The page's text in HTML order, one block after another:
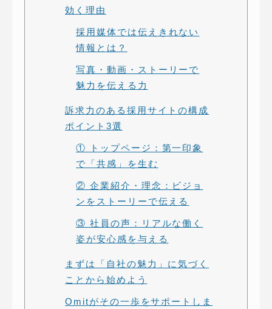
効く理由
採用媒体では伝えきれない
情報とは？
写真・動画・ストーリーで
魅力を伝える力
訴求力のある採用サイトの構成
ポイント3選
① トップページ：第一印象
で「共感」を生む
② 企業紹介・理念：ビジョ
ンをストーリーで伝える
③ 社員の声：リアルな働く
姿が安心感を与える
まずは「自社の魅力」に気づく
ことから始めよう
Omitがその一歩をサポートしま